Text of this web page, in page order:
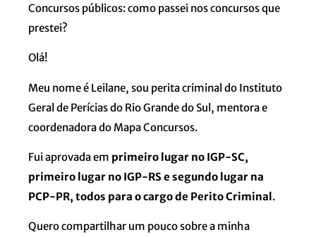
Concursos públicos: como passei nos concursos que
prestei?
Olá!
Meu nome é Leilane, sou perita criminal do Instituto
Geral de Perícias do Rio Grande do Sul, mentora e
coordenadora do Mapa Concursos.
Fui aprovada em primeiro lugar no IGP-SC,
primeiro lugar no IGP-RS e segundo lugar na
PCP-PR, todos para o cargo de Perito Criminal.
Quero compartilhar um pouco sobre a minha